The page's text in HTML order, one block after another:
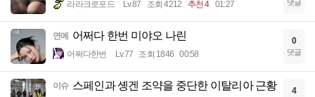
라라크로포드 Lv.87 조회 4212 추천 4 01:27 댓글
연예 어쩌다 한번 미야오 나린
어쩌다한번 Lv.77 조회 1846 00:58
0
댓글
이슈 스페인과 솅겐 조약을 중단한 이탈리아 근황 4